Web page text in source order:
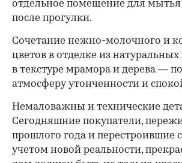
отдельное помещение для
после прогулки.
Сочетание нежно-молочного и
цветов в отделке из
в текстуре мрамора и дерева —
атмосферу утонченности и
Немаловажны и технические
Сегодняшние покупатели,
прошлого года и перестроившие
учетом новой реальности,